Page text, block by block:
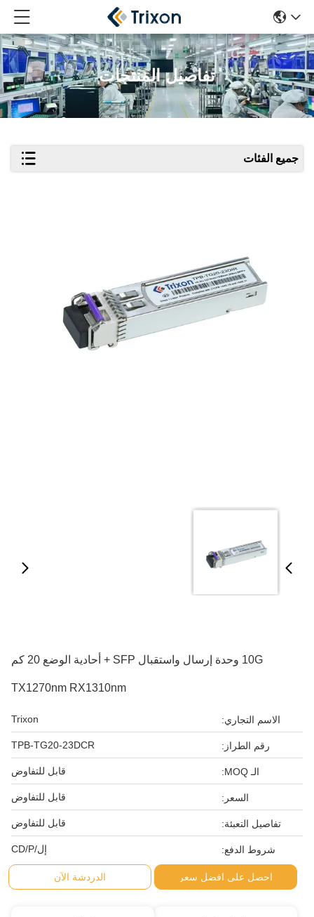
تفاصيل المنتجات
جميع الفئات
10G وحدة إرسال واستقبال SFP + أحادية الوضع 20 كم
TX1270nm RX1310nm
الاسم التجاري: Trixon
رقم الطراز: TPB-TG20-23DCR
الـ MOQ: قابل للتفاوض
السعر: قابل للتفاوض
تفاصيل التعبئة: قابل للتفاوض
شروط الدفع: إل/CD/P
احصل على افضل سعر الدردشة الآن